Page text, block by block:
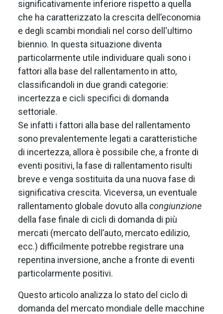
significativamente inferiore rispetto a quella
che ha caratterizzato la crescita dell’economia
e degli scambi mondiali nel corso dell'ultimo
biennio. In questa situazione diventa
particolarmente utile individuare quali sono i
fattori alla base del rallentamento in atto,
classificandoli in due grandi categorie:
incertezza e cicli specifici di domanda
settoriale.
Se infatti i fattori alla base del rallentamento
sono prevalentemente legati a caratteristiche
di incertezza, allora è possibile che, a fronte di
eventi positivi, la fase di rallentamento risulti
breve e venga sostituita da una nuova fase di
significativa crescita. Viceversa, un eventuale
rallentamento globale dovuto alla congiunzione
della fase finale di cicli di domanda di più
mercati (mercato dell’auto, mercato edilizio,
ecc.) difficilmente potrebbe registrare una
repentina inversione, anche a fronte di eventi
particolarmente positivi.
Questo articolo analizza lo stato del ciclo di
domanda del mercato mondiale delle macchine